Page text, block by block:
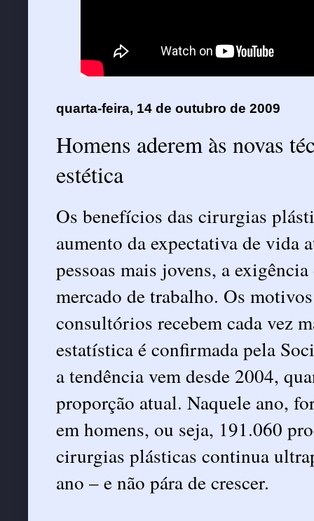
quarta-feira, 14 de outubro de 2009
Homens aderem às novas
estética
Os benefícios das cirurgias
aumento da expectativa de vida
pessoas mais jovens, a
mercado de trabalho. Os
consultórios recebem cada vez
estatística é confirmada pela
a tendência vem desde 2004,
proporção atual. Naquele ano,
em homens, ou seja, 191.060
cirurgias plásticas continua
ano – e não pára de crescer.